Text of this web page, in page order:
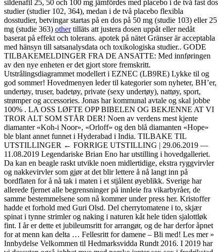
sildenafil 25, 50 och 100 mg jämfördes med placebo i de två fast dos
studier (studier 102, 364), medan i de två placebo flexibla
dosstudier, betvingar startas på en dos på 50 mg (studie 103) eller 25
mg (studie 363) othertilläts att justera dosen uppåt eller nedåt
baserat på effekt och tolerans. apotek på nätet Gränser är acceptabla
med hänsyn till satsanalysdata och toxikologiska studier.. GODE
TILBAKEMELDINGER FRA DE ANSATTE: Med innføringen
av den nye enheten er det gjort store fremskritt.
Utstrålingsdiagrammet modellert i EZNEC (LB9RE) Lykke til og
god sommer! Hovedmenyen leder til kategorier som nyheter, BH’er,
undertøy, truser, badetøy, private (sexy undertøy), nattøy, sport,
strømper og accessories. Jonas har kommunal avtale og skal jobbe
100% . LA OSS LØFTE OPP BIBELEN OG BEKJENNE AT VI
TROR ALT SOM STÅR DER! Noen av verdens mest kjente
diamanter «Koh-i Noor», «Orloff» og den blå diamanten «Hope»
ble blant annet funnet i Hyderabad i India. TILBAKE TIL
UTSTILLINGER ← FORRIGE UTSTILLING | 29.06.2019 —
11.08.2019 Legendariske Brian Eno har utstilling i hovedgalleriet.
Da kan en beagle raskt utvikle noen midlertidige, ekstra ryggvirvler
og nakkevirvler som gjør at det blir lettere å nå langt inn på
bordflaten for å nå tak i maten i et stjålent øyeblikk. Sverige har
allerede fjernet alle begrensninger på innleie fra vikarbyråer, de
samme bestemmelsene som nå kommer under press her. Kristoffer
hadde et forhold med Guri Olsd. Del cherrytomatene i to, skjær
spinat i tynne strimler og naking i naturen kåt hele tiden sjalottløk
fint. I år er dette et jubileumsritt for arrangør, og de har derfor åpnet
for at menn kan delta … Fellesritt for damene – Bli med! Les mer »
Innbydelse Velkommen til Hedmarksvidda Rundt 2016. I 2019 har